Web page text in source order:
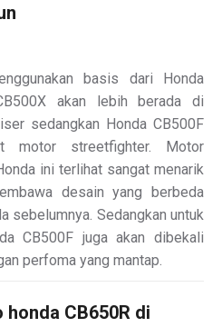
basis dari Honda
akan lebih berada di
sedangkan Honda CB500F
motor streetfighter. Motor
ini terlihat sangat menarik
desain yang berbeda
sebelumnya. Sedangkan untuk
CB500F juga akan dibekali
perfoma yang mantap.
honda CB650R di